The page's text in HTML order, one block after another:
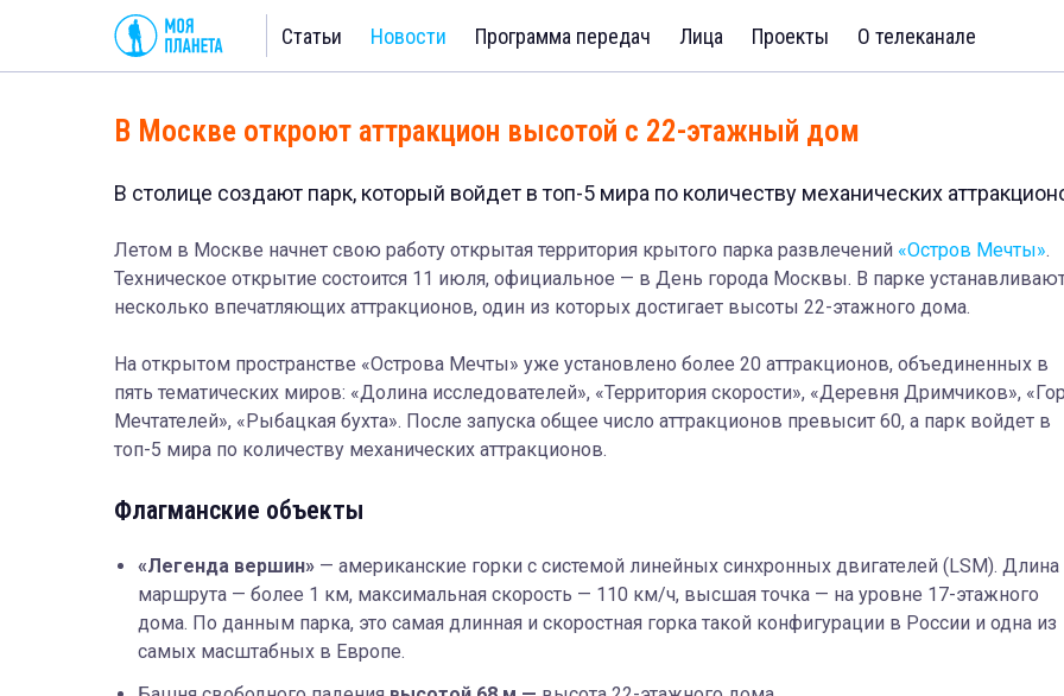
Статьи Новости Программа передач Лица Проекты О телеканале
В Москве откроют аттракцион высотой с 22-этажный дом
В столице создают парк, который войдет в топ-5 мира по количеству механических
Летом в Москве начнет свою работу открытая территория крытого парка развлечений «Остров Мечты».
Техническое открытие состоится 11 июля, официальное — в День города Москвы. В парке
несколько впечатляющих аттракционов, один из которых достигает высоты 22-этажного дома.
На открытом пространстве «Острова Мечты» уже установлено более 20 аттракционов, объединенных в
пять тематических миров: «Долина исследователей», «Территория скорости», «Деревня Дримчиков»,
Мечтателей», «Рыбацкая бухта». После запуска общее число аттракционов превысит 60, а парк войдет в
топ-5 мира по количеству механических аттракционов.
Флагманские объекты
«Легенда вершин» — американские горки с системой линейных синхронных двигателей (LSM). Длина
маршрута — более 1 км, максимальная скорость — 110 км/ч, высшая точка — на уровне 17-этажного
дома. По данным парка, это самая длинная и скоростная горка такой конфигурации в России и одна из
самых масштабных в Европе.